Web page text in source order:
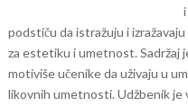
podstiču da istražuju i
za estetiku i umetnost. Sadržaj
motiviše učenike da uživaju u
likovnih umetnosti. Udžbenik je